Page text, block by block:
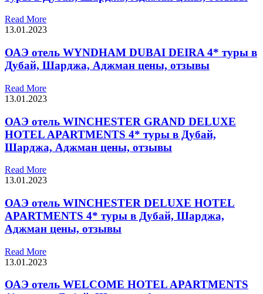
Read More
13.01.2023
ОАЭ отель WYNDHAM DUBAI DEIRA 4* туры в
Дубай, Шарджа, Аджман цены, отзывы
Read More
13.01.2023
ОАЭ отель WINCHESTER GRAND DELUXE
HOTEL APARTMENTS 4* туры в Дубай,
Шарджа, Аджман цены, отзывы
Read More
13.01.2023
ОАЭ отель WINCHESTER DELUXE HOTEL
APARTMENTS 4* туры в Дубай, Шарджа,
Аджман цены, отзывы
Read More
13.01.2023
ОАЭ отель WELCOME HOTEL APARTMENTS